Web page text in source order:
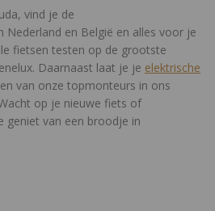
vind je de
Nederland en België en alles voor je
fietsen testen op de grootste
Daarnaast laat je je elektrische
van onze topmonteurs in ons
op je nieuwe fiets of
geniet van een broodje in